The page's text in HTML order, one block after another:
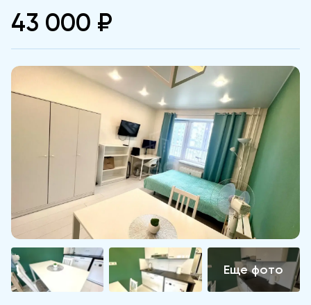
43 000 ₽